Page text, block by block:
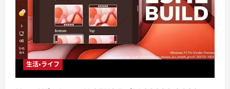
生活・ライフ